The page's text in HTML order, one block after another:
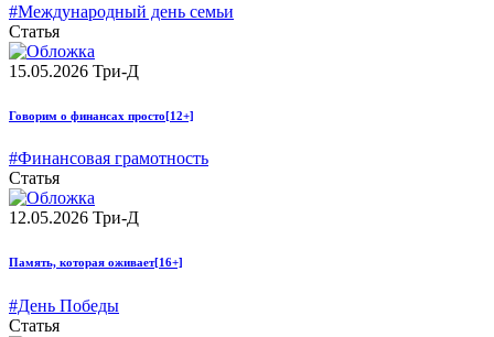
#Международный день семьи
Статья
15.05.2026 Три-Д
Говорим о финансах просто[12+]
#Финансовая грамотность
Статья
12.05.2026 Три-Д
Память, которая оживает[16+]
#День Победы
Статья